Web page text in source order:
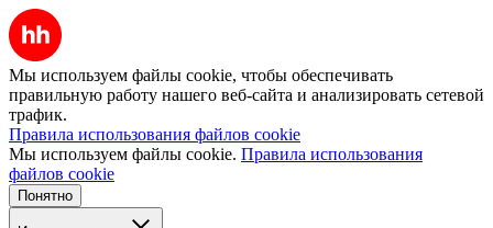
Мы используем файлы cookie, чтобы обеспечивать
правильную работу нашего веб-сайта и анализировать сетевой
трафик.
Правила использования файлов cookie
Мы используем файлы cookie. Правила использования
файлов cookie
Понятно